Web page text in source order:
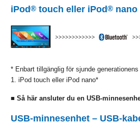
iPod® touch eller iPod® nano
* Enbart tillgänglig för sjunde generationens
1. iPod touch eller iPod nano*
■ Så här ansluter du en USB-
USB-minnesenhet – USB-